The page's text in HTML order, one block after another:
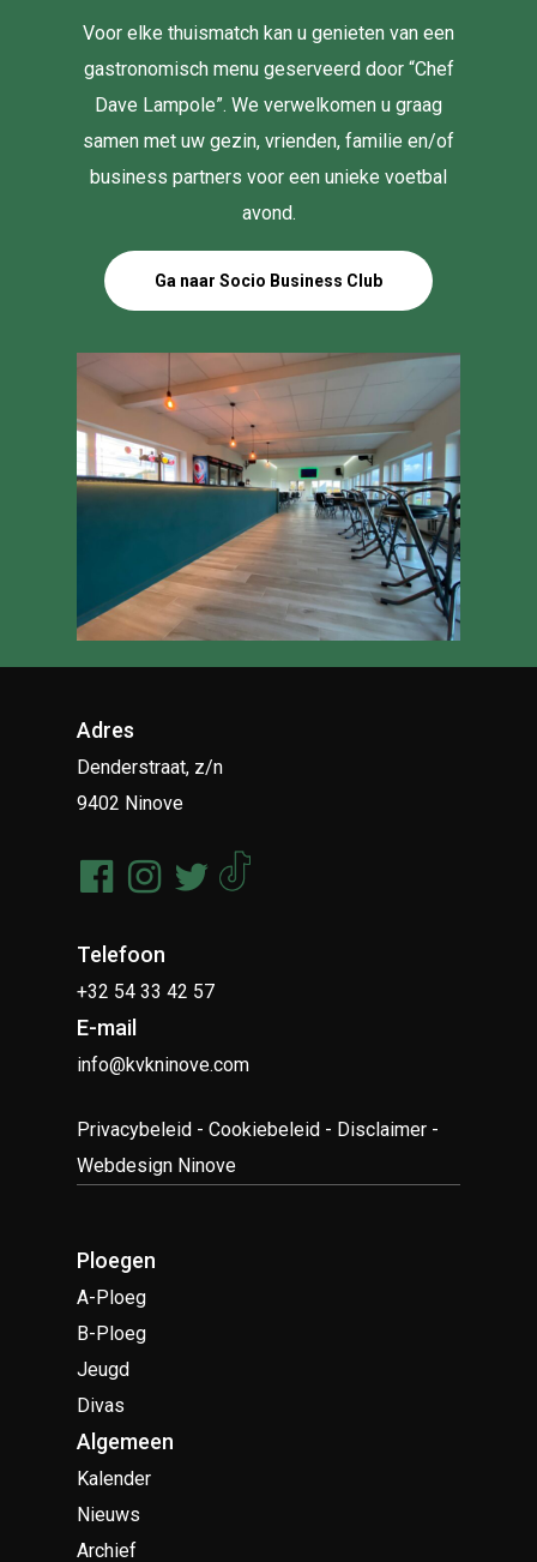
Voor elke thuismatch kan u genieten van een
gastronomisch menu geserveerd door “Chef
Dave Lampole”. We verwelkomen u graag
samen met uw gezin, vrienden, familie en/of
business partners voor een unieke voetbal
avond.
Ga naar Socio Business Club
Adres
Denderstraat, z/n
9402 Ninove
Telefoon
+32 54 33 42 57
E-mail
info@kvkninove.com
Privacybeleid -Cookiebeleid - Disclaimer -
Webdesign Ninove
Ploegen
A-Ploeg
B-Ploeg
Jeugd
Divas
Algemeen
Kalender
Nieuws
Archief